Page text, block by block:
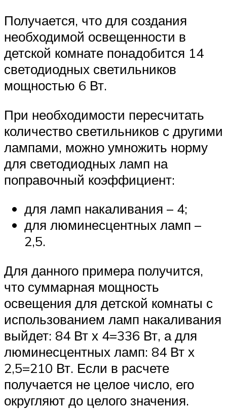
Получается, что для создания
необходимой освещенности в
детской комнате понадобится 14
светодиодных светильников
мощностью 6 Вт.
При необходимости пересчитать
количество светильников с другими
лампами, можно умножить норму
для светодиодных ламп на
поправочный коэффициент:
для ламп накаливания – 4;
для люминесцентных ламп –
2,5.
Для данного примера получится,
что суммарная мощность
освещения для детской комнаты с
использованием ламп накаливания
выйдет: 84 Вт х 4=336 Вт, а для
люминесцентных ламп: 84 Вт х
2,5=210 Вт. Если в расчете
получается не целое число, его
округляют до целого значения.